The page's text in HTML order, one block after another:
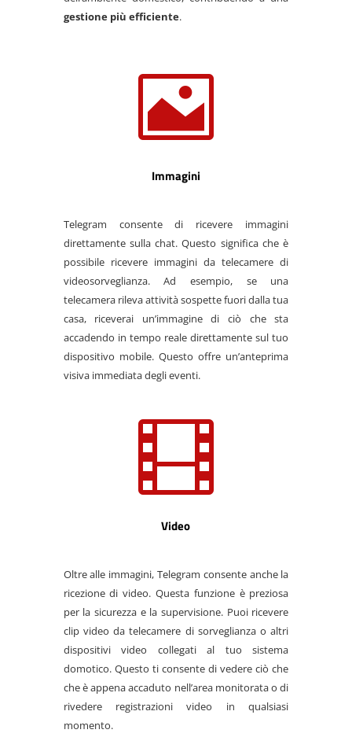
gestione più efficiente.

Immagini
Telegram consente di ricevere immagini
direttamente sulla chat. Questo significa che è
possibile ricevere immagini da telecamere di
videosorveglianza. Ad esempio, se una
telecamera rileva attività sospette fuori dalla tua
casa, riceverai un’immagine di ciò che sta
accadendo in tempo reale direttamente sul tuo
dispositivo mobile. Questo offre un’anteprima
visiva immediata degli eventi.

Video
Oltre alle immagini, Telegram consente anche la
ricezione di video. Questa funzione è preziosa
per la sicurezza e la supervisione. Puoi ricevere
clip video da telecamere di sorveglianza o altri
dispositivi video collegati al tuo sistema
domotico. Questo ti consente di vedere ciò che
che è appena accaduto nell’area monitorata o di
rivedere registrazioni video in qualsiasi
momento.